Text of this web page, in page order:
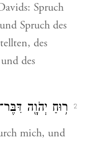
Spruch
Spruch des
des
des
2 ר֥וּחַ יְהֹוָ֖ה
mich, und